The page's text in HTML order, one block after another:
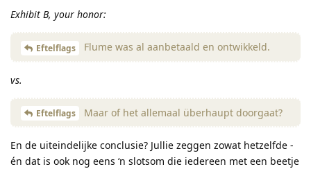
Exhibit B, your honor:
Eftelflags Flume was al aanbetaald en ontwikkeld.
vs.
Eftelflags Maar of het allemaal überhaupt doorgaat?
En de uiteindelijke conclusie? Jullie zeggen zowat hetzelfde -
én dat is ook nog eens ‘n slotsom die iedereen met een beetje